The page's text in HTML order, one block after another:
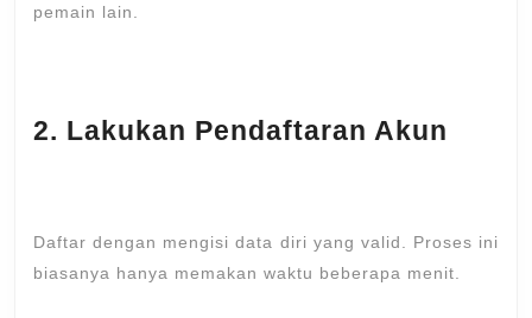
pemain lain.
2. Lakukan Pendaftaran Akun
Daftar dengan mengisi data diri yang valid. Proses ini
biasanya hanya memakan waktu beberapa menit.